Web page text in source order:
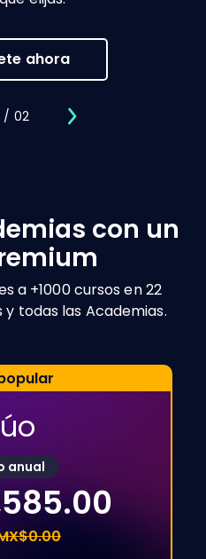
ahora
/ 02
con un
a +1000 cursos en 22
todas las Academias.
anual